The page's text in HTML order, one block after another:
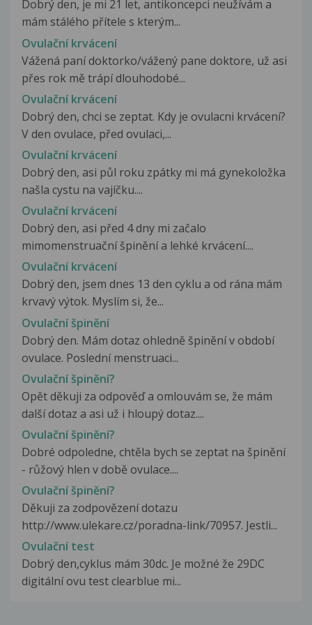
Dobrý den, je mi 21 let, antikoncepci neužívám a
mám stálého přítele s kterým...
Ovulační krvácení
Vážená paní doktorko/vážený pane doktore, už asi
přes rok mě trápí dlouhodobé...
Ovulační krvácení
Dobrý den, chci se zeptat. Kdy je ovulacni krvácení?
V den ovulace, před ovulaci,...
Ovulační krvácení
Dobrý den, asi půl roku zpátky mi má gynekoložka
našla cystu na vajíčku....
Ovulační krvácení
Dobrý den, asi před 4 dny mi začalo
mimomenstruační špinění a lehké krvácení....
Ovulační krvácení
Dobrý den, jsem dnes 13 den cyklu a od rána mám
krvavý výtok. Myslím si, že...
Ovulační špinění
Dobrý den. Mám dotaz ohledně špinění v období
ovulace. Poslední menstruaci...
Ovulační špinění?
Opět děkuji za odpověď a omlouvám se, že mám
další dotaz a asi už i hloupý dotaz....
Ovulační špinění?
Dobré odpoledne, chtěla bych se zeptat na špinění
- růžový hlen v době ovulace....
Ovulační špinění?
Děkuji za zodpovězení dotazu
http://www.ulekare.cz/poradna-link/70957. Jestli...
Ovulační test
Dobrý den,cyklus mám 30dc. Je možné že 29DC
digitální ovu test clearblue mi...